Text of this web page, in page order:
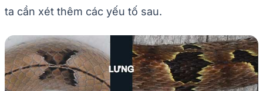
ta cần xét thêm các yếu tố sau.